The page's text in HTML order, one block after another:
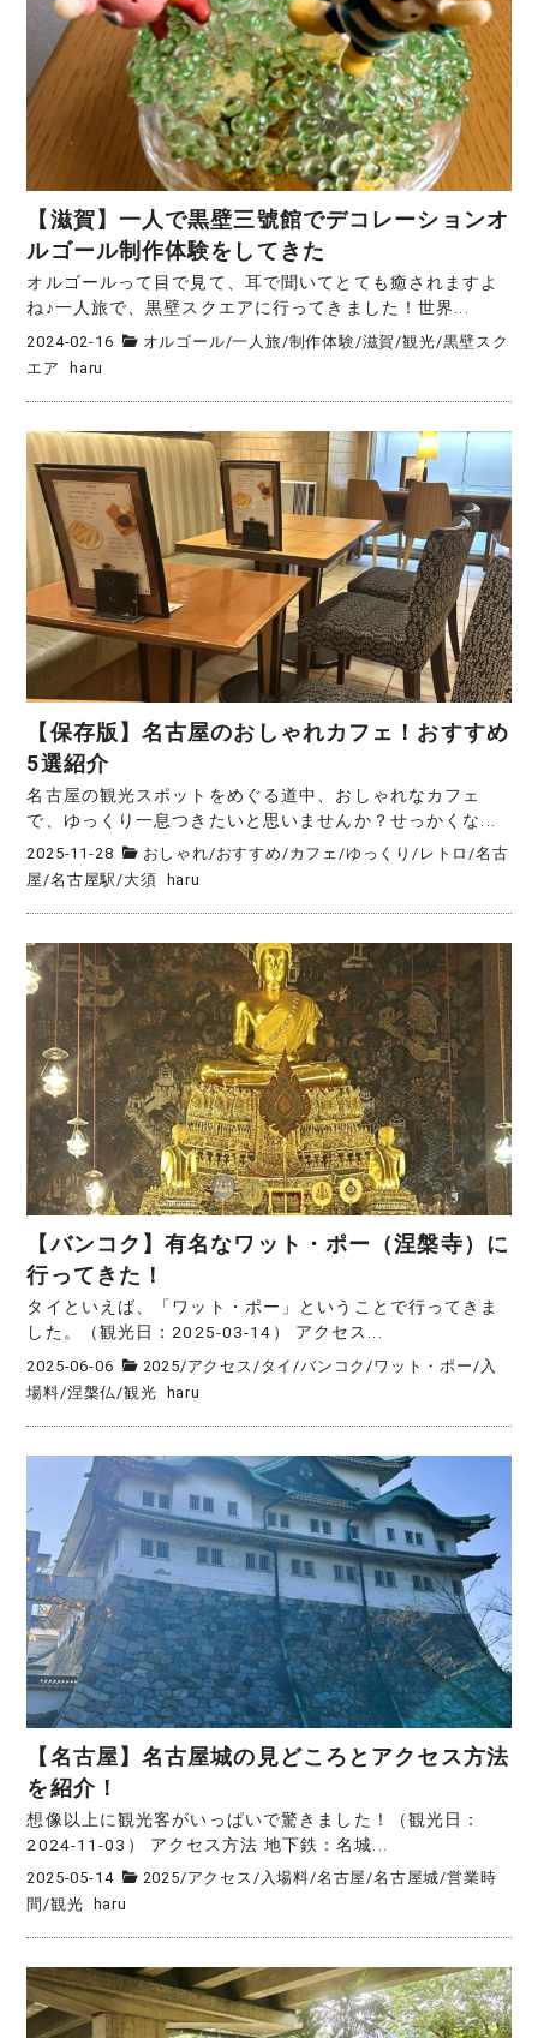
【滋賀】一人で黒壁三號館でデコレーションオ
ルゴール制作体験をしてきた
オルゴールって目で見て、耳で聞いてとても癒されますよ
ね♪一人旅で、黒壁スクエアに行ってきました！世界...
2024-02-16 オルゴール/一人旅/制作体験/滋賀 /観光/黒壁スク
エア
haru
【保存版】名古屋のおしゃれカフェ！おすすめ
5選紹介
名古屋の観光スポットをめぐる道中、おしゃれなカフェ
で、ゆっくり一息つきたいと思いませんか？せっかくな...
2025-11-28 おしゃれ/おすすめ/カフェ/ゆっくり/ レトロ/名古
屋/名古屋駅/大須 haru
【バンコク】有名なワット・ポー（涅槃寺）に
行ってきた！
タイといえば、「ワット・ポー」ということで行ってきま
した。（観光日：2025‐03‐14） アクセス...
2025-06-06 2025/アクセス /タイ /バンコク /ワット・ポー / 入
場料/涅槃仏 /観光 haru
【名古屋】名古屋城の見どころとアクセス方法
を紹介！
想像以上に観光客がいっぱいで驚きました！（観光日：
2024-11-03） アクセス方法 地下鉄：名城...
2025-05-14 2025/アクセス/ 入場料/名古屋/名古屋城/営業時
間/観光 haru